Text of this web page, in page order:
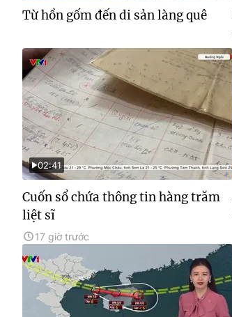
Từ hồn gốm đến di sản làng quê
02:41
Cuốn sổ chứa thông tin hàng trăm
liệt sĩ
17 giờ trước